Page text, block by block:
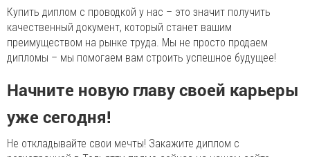
Купить диплом с проводкой у нас – это значит получить
качественный документ, который станет вашим
преимуществом на рынке труда. Мы не просто продаем
дипломы – мы помогаем вам строить успешное будущее!
Начните новую главу своей карьеры
уже сегодня!
Не откладывайте свои мечты! Закажите диплом с